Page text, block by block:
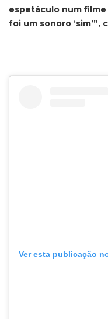
espetáculo num filme
foi um sonoro ‘sim’”,
Ver esta publicação